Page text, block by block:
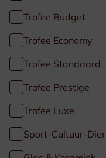
Trofee Budget
Trofee Economy
Trofee Standaard
Trofee Prestige
Trofee Luxe
Sport-Cultuur-Dier